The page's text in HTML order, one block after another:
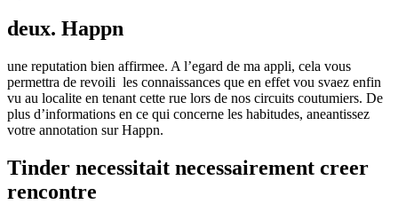
deux. Happn
une reputation bien affirmee. A l’egard de ma appli, cela vous
permettra de revoili les connaissances que en effet vou svaez enfin
vu au localite en tenant cette rue lors de nos circuits coutumiers. De
plus d’informations en ce qui concerne les habitudes, aneantissez
votre annotation sur Happn.
Tinder necessitait necessairement creer
rencontre